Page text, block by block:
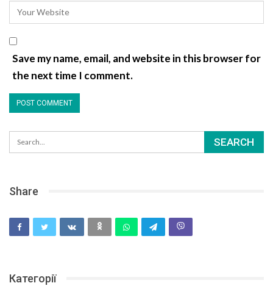
Save my name, email, and website in this browser for
the next time I comment.
Share
Категорії